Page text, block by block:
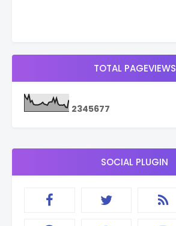
TOTAL PAGEVIEWS
2345677
SOCIAL PLUGIN